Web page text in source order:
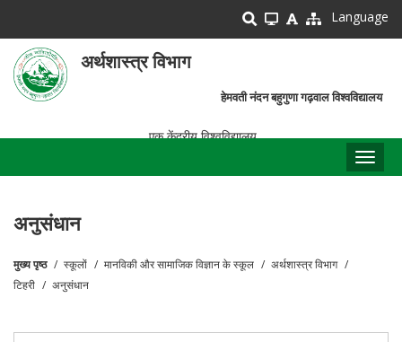
main
content
Language
अर्थशास्त्र विभाग
हेमवती नंदन बहुगुणा गढ़वाल विश्वविद्यालय
एक केंद्रीय विश्वविद्यालय
अनुसंधान
पग
मुख्य पृष्ठ स्कूलों मानविकी और सामाजिक विज्ञान के स्कूल
अर्थशास्त्र विभाग
टिहरी
अनुसंधान